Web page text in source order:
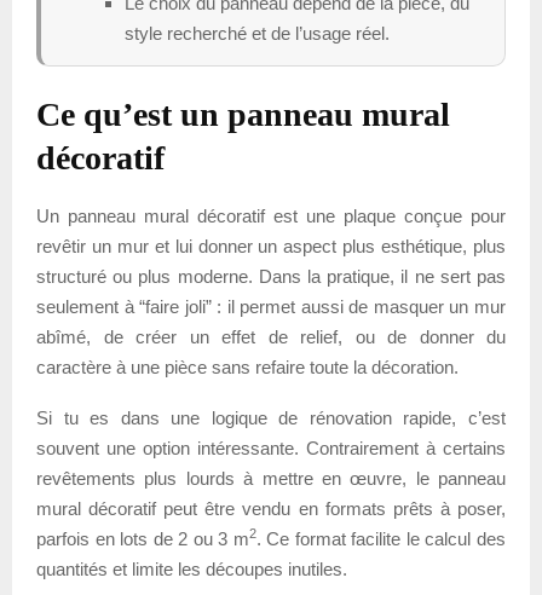
style recherché et de l’usage réel.
Ce qu’est un panneau mural
décoratif
Un panneau mural décoratif est une plaque conçue pour
revêtir un mur et lui donner un aspect plus esthétique, plus
structuré ou plus moderne. Dans la pratique, il ne sert pas
seulement à “faire joli” : il permet aussi de masquer un mur
abîmé, de créer un effet de relief, ou de donner du
caractère à une pièce sans refaire toute la décoration.
Si tu es dans une logique de rénovation rapide, c’est
souvent une option intéressante. Contrairement à certains
revêtements plus lourds à mettre en œuvre, le panneau
mural décoratif peut être vendu en formats prêts à poser,
parfois en lots de 2 ou 3 m2. Ce format facilite le calcul des
quantités et limite les découpes inutiles.